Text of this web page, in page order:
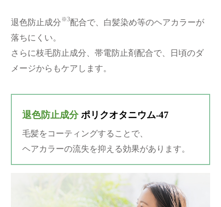
退色防止成分※3配合で、白髪染め等のヘアカラーが
落ちにくい。
さらに枝毛防止成分、帯電防止剤配合で、日頃のダ
メージからもケアします。
退色防止成分ポリクオタニウム-47
毛髪をコーティングすることで、
ヘアカラーの流失を抑える効果があります。